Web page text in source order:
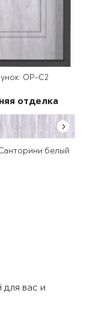
OP-C2
отделка
белый
вас и